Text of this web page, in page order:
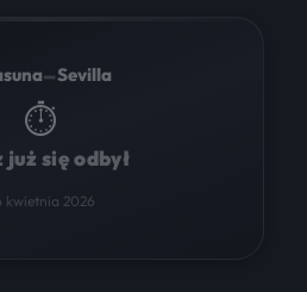
–Sevilla
⏱
już się odbył
kwietnia 2026